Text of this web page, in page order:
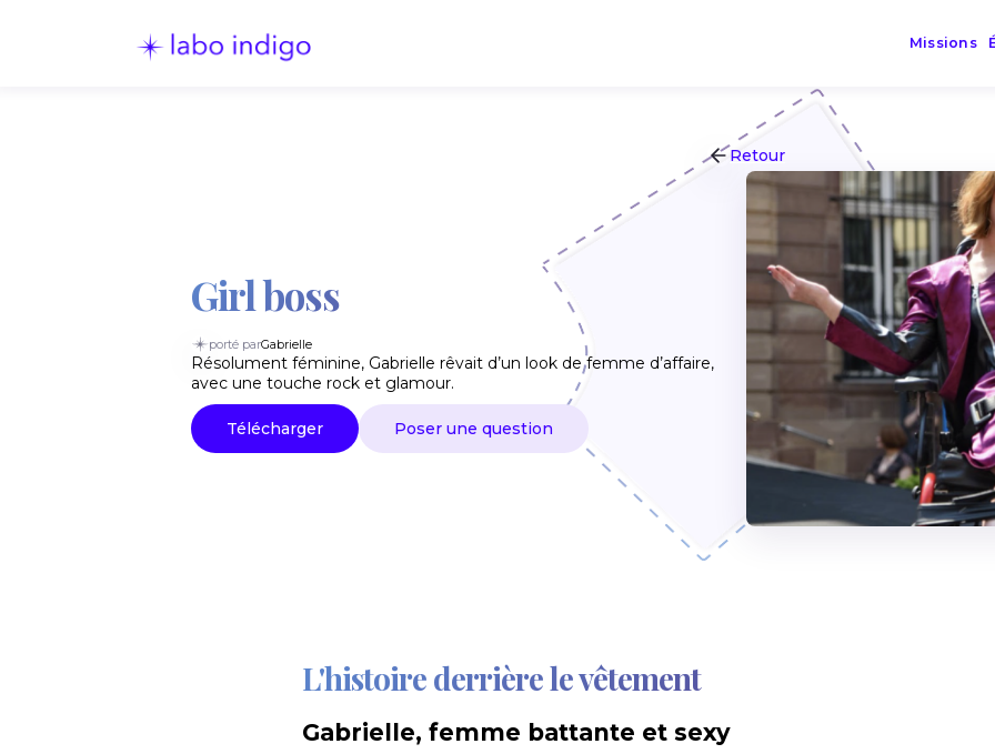
Missions
Retour
Girl boss
porté parGabrielle
Résolument féminine, Gabrielle rêvait d’un look de femme d’affaire,
avec une touche rock et glamour.
Télécharger Poser une question
L'histoire derrière le vêtement
Gabrielle, femme battante et sexy